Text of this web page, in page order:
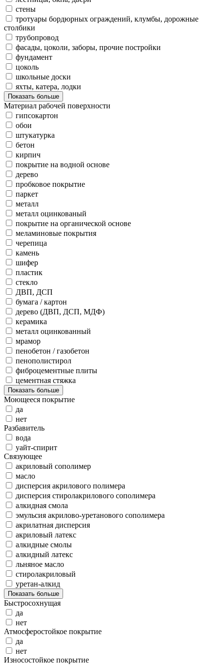
стены
тротуары бордюрных ограждений, клумбы, дорожные
столбики
трубопровод
фасады, цоколи, заборы, прочие постройки
фундамент
цоколь
школьные доски
яхты, катера, лодки
Показать больше
Материал рабочей поверхности
гипсокартон
обои
штукатурка
бетон
кирпич
покрытие на водной основе
дерево
пробковое покрытие
паркет
металл
металл оцинкованый
покрытие на органической основе
меламиновые покрытия
черепица
камень
шифер
пластик
стекло
ДВП, ДСП
бумага / картон
дерево (ДВП, ДСП, МДФ)
керамика
металл оцинкованный
мрамор
пенобетон / газобетон
пенополистирол
фиброцементные плиты
цементная стяжка
Показать больше
Моющееся покрытие
да
нет
Разбавитель
вода
уайт-спирит
Связующее
акриловый сополимер
масло
дисперсия акрилового полимера
дисперсия стиролакрилового сополимера
алкидная смола
эмульсия акрилово-уретанового сополимера
акрилатная дисперсия
акриловый латекс
алкидные смолы
алкидный латекс
льняное масло
стиролакриловый
уретан-алкид
Показать больше
Быстросохнущая
да
нет
Атмосферостойкое покрытие
да
нет
Износостойкое покрытие